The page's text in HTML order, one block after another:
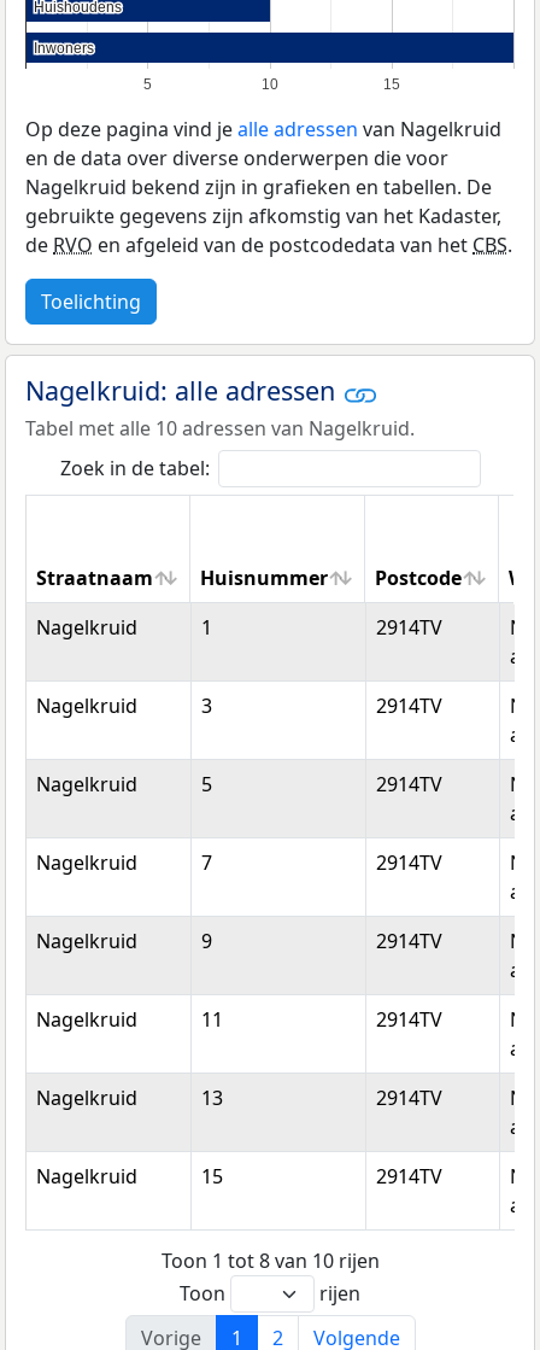
5 10 15
Huishoudens
Huishoudens
Inwoners
Inwoners
Op deze pagina vind jealle adressen van Nagelkruid
en de data over diverse onderwerpen die voor
Nagelkruid bekend zijn in grafieken en tabellen. De
gebruikte gegevens zijn afkomstig van het Kadaster,
deRVO en afgeleid van de postcodedata van hetCBS.
Toelichting
Nagelkruid: alle adressen
Tabel met alle 10 adressen van Nagelkruid.
Zoek in de tabel:
Straatnaam Huisnummer Postcode
Straatnaam
Huisnummer Postcode
Nagelkruid 1 2914TV
Nagelkruid
3 2914TV
Nagelkruid
5 2914TV
Nagelkruid
7 2914TV
Nagelkruid
9 2914TV
Nagelkruid
11 2914TV
Nagelkruid
13 2914TV
Nagelkruid
15 2914TV
Toon 1 tot 8 van 10 rijen
Toon
rijen
Vorige
1 2 Volgende